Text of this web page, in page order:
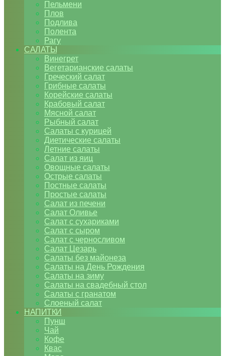
Пельмени
Плов
Подлива
Полента
Рагу
САЛАТЫ
Винегрет
Вегетарианские салаты
Греческий салат
Грибные салаты
Корейские салаты
Крабовый салат
Мясной салат
Рыбный салат
Салаты с курицей
Диетические салаты
Летние салаты
Салат из яиц
Овощные салаты
Острые салаты
Постные салаты
Простые салаты
Салат из печени
Салат Оливье
Салат с сухариками
Салат с сыром
Салат с черносливом
Салат Цезарь
Салаты без майонеза
Салаты на День Рождения
Салаты на зиму
Салаты на свадебный стол
Салаты с гранатом
Слоеный салат
НАПИТКИ
Пунш
Чай
Кофе
Квас